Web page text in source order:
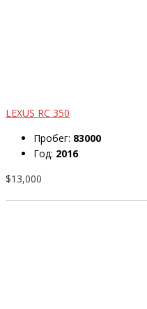
LEXUS RC 350
Пробег: 83000
Год: 2016
$13,000